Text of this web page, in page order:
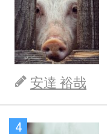
安達 裕哉
4